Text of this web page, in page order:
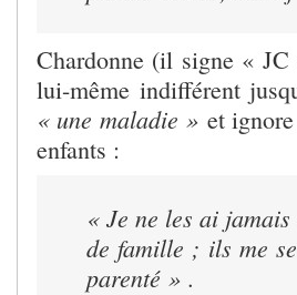
Chardonne (il signe «
lui-même indifférent
« une maladie » et
enfants :
«Je ne les ai
de famille ; ils me
parenté » .